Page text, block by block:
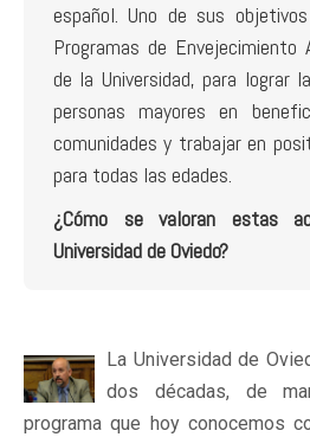
español. Uno de sus
Programas de
de la Universidad, para lograr
personas mayores en
comunidades y trabajar en
para todas las edades.
¿Cómo se valoran estas
Universidad de Oviedo?
La Universidad de
dos décadas, de
programa que hoy conocemos